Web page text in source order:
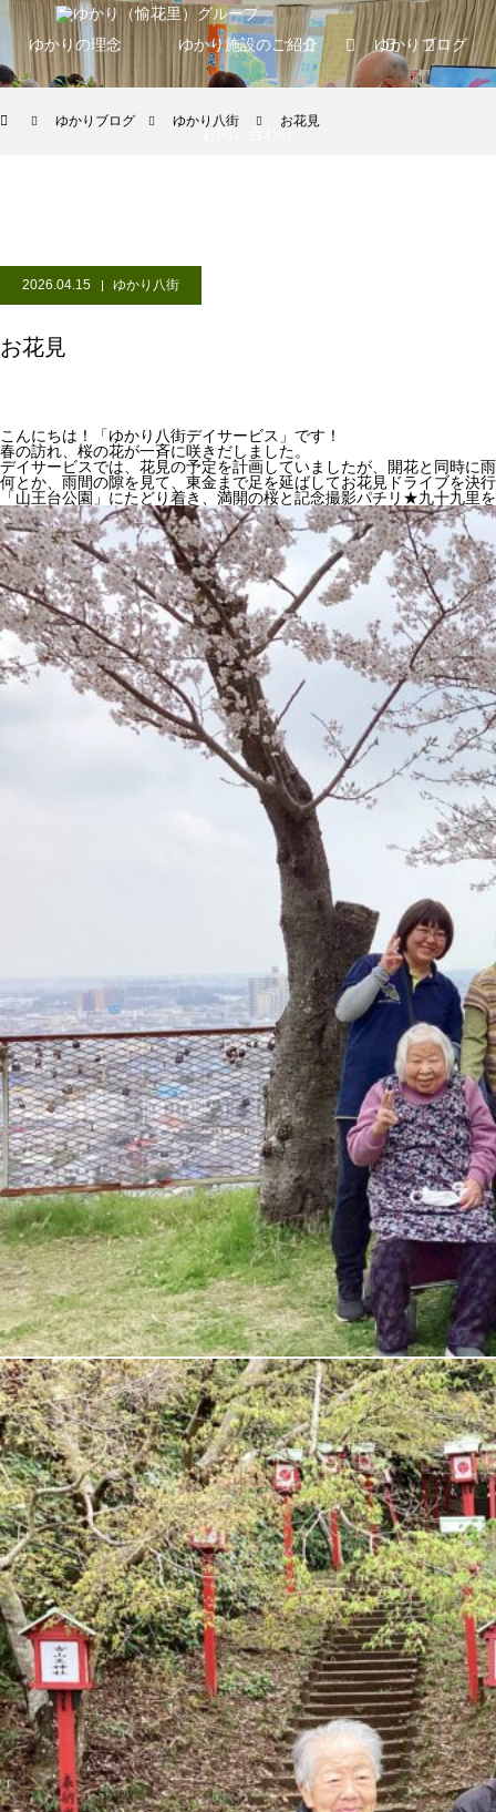
ゆかりの理念 ゆかり施設のご紹介 ゆかりブログ
お問い合わせ
ゆかりブログ ゆかり八街 お花見
2026.04.15 ゆかり八街
お花見
こんにちは！「ゆかり八街デイサービス」です！
春の訪れ、桜の花が一斉に咲きだしました。
デイサービスでは、花見の予定を計画していましたが、開花と同時に
何とか、雨間の隙を見て、東金まで足を延ばしてお花見ドライブを決
「山王台公園」にたどり着き、満開の桜と記念撮影パチリ★九十九里